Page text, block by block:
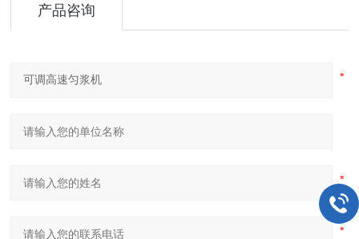
产品咨询